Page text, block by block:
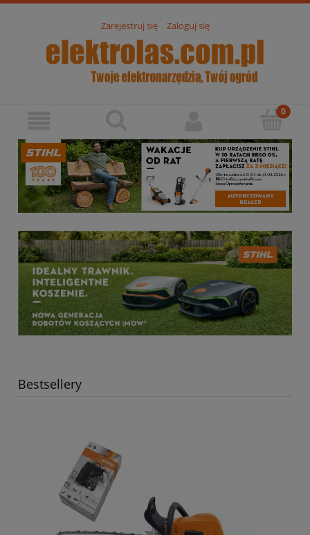
Zarejestruj się Zaloguj się
Bestsellery